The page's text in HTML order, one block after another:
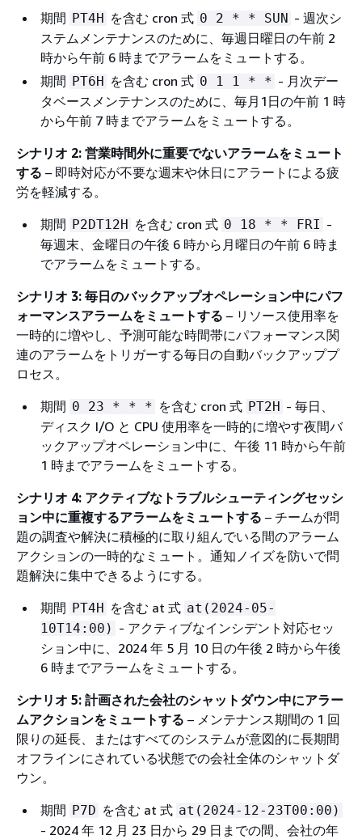
期間 PT4H を含む cron 式 0 2 * * SUN - 週次シ
ステムメンテナンスのために、毎週日曜日の午前 2
時から午前 6 時までアラームをミュートする。
期間 PT6H を含む cron 式 0 1 1 * * - 月次デー
タベースメンテナンスのために、毎月1日の午前 1 時
から午前 7 時までアラームをミュートする。
シナリオ 2: 営業時間外に重要でないアラームをミュート
する – 即時対応が不要な週末や休日にアラートによる疲
労を軽減する。
期間 P2DT12H を含む cron 式 0 18 * * FRI -
毎週末、金曜日の午後 6 時から月曜日の午前 6 時ま
でアラームをミュートする。
シナリオ 3: 毎日のバックアップオペレーション中にパフ
ォーマンスアラームをミュートする – リソース使用率を
一時的に増やし、予測可能な時間帯にパフォーマンス関
連のアラームをトリガーする毎日の自動バックアッププ
ロセス。
期間 0 23 * * * を含む cron 式 PT2H - 毎日、
ディスク I/O と CPU 使用率を一時的に増やす夜間バ
ックアップオペレーション中に、午後 11 時から午前
1 時までアラームをミュートする。
シナリオ 4: アクティブなトラブルシューティングセッシ
ョン中に重複するアラームをミュートする – チームが問
題の調査や解決に積極的に取り組んでいる間のアラーム
アクションの一時的なミュート。通知ノイズを防いで問
題解決に集中できるようにする。
期間 PT4H を含む at 式 at(2024-05-
10T14:00) - アクティブなインシデント対応セッ
ション中に、2024 年 5 月 10 日の午後 2 時から午後
6 時までアラームをミュートする。
シナリオ 5: 計画された会社のシャットダウン中にアラー
ムアクションをミュートする – メンテナンス期間の 1 回
限りの延長、またはすべてのシステムが意図的に長期間
オフラインにされている状態での会社全体のシャットダ
ウン。
期間 P7D を含む at 式 at(2024-12-23T00:00)
- 2024 年 12 月 23 日から 29 日までの間、会社の年